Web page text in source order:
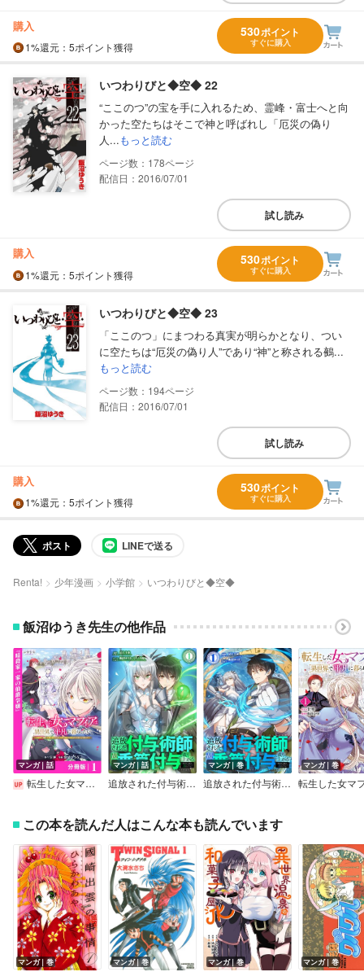
購入
1%還元 ：5ポイント獲得
530ポイント
すぐに購入
いつわりびと◆空◆ 22
“ここのつ”の宝を手に入れるため、霊峰・富士へと向
かった空たちはそこで神と呼ばれし「厄災の偽り
人...もっと読む
178
配信日：2016/07/01
試し読み
購入
1%還元 ：5ポイント獲得
530ポイント
すぐに購入
いつわりびと◆空◆ 23
「ここのつ」にまつわる真実が明らかとなり、つい
に空たちは“厄災の偽り人”であり“神”と称される鵺...
もっと読む
194
配信日：2016/07/01
試し読み
購入
1%還元 ：5ポイント獲得
530ポイント
すぐに購入
ポスト LINEで送る
Renta! 少年漫画 小学館 いつわりびと◆空◆
飯沼ゆうき先生の他作品
マンガ｜話
転生した女マフィアは異世界で平凡に暮らしたい【分冊版】
マンガ｜話
追放された付与術師、最強の乗算付与で成り上がる ～僕の付与術は＋20じゃなく×20なんです～
マンガ｜巻
追放された付与術師、最強の乗算付与で成り上がる ～僕の付与術は＋20じゃなく×20なんです～【単行本版】
マンガ｜巻
この本を読んだ人はこんな本も読んでいます
マンガ｜巻 マンガ｜巻 マンガ｜巻 マンガ｜巻